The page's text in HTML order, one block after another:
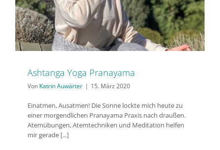
Ashtanga Yoga Pranayama
Von Katrin Auwärter | 15. März 2020
Einatmen, Ausatmen! ⁣Die Sonne lockte mich heute zu
einer morgendlichen Pranayama Praxis nach draußen.
Atemübungen, Atemtechniken und Meditation helfen
mir gerade [...]